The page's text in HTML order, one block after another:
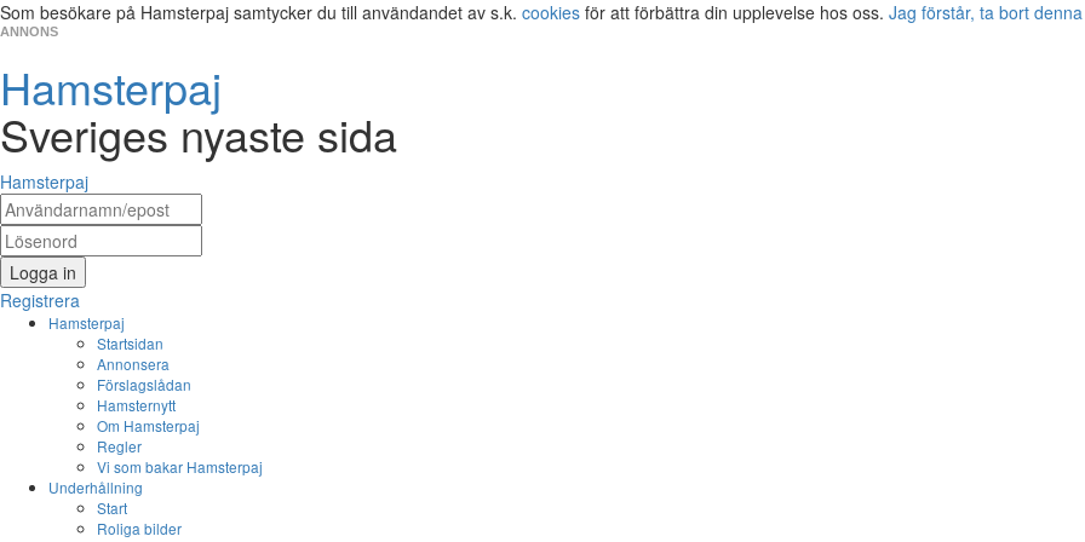
Som besökare på Hamsterpaj samtycker du till användandet av s.k. cookies för att förbättra din upplevelse hos oss. Jag förstår, ta bort
ANNONS
Hamsterpaj
Sveriges nyaste sida
Hamsterpaj
Logga in
Registrera
Hamsterpaj
Startsidan
Annonsera
Förslagslådan
Hamsternytt
Om Hamsterpaj
Regler
Vi som bakar Hamsterpaj
Underhållning
Start
Roliga bilder